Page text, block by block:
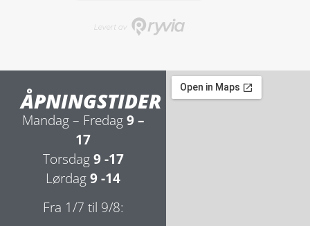
ÅPNINGSTIDER
Mandag – Fredag9 –
17
Torsdag9 -17
Lørdag9 -14
Fra 1/7 til 9/8: